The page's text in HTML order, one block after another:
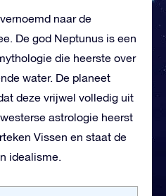
naar de
De god Neptunus is een
die heerste over
water. De planeet
deze vrijwel volledig uit
astrologie heerst
Vissen en staat de
idealisme.